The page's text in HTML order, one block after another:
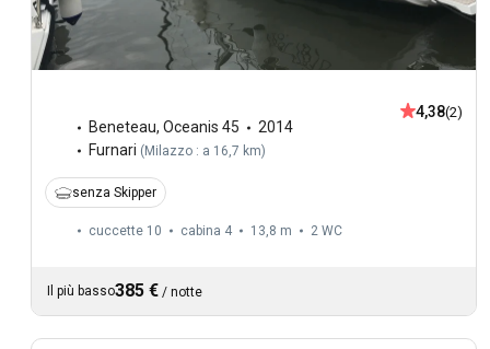
Beneteau, Oceanis 45
2014
Furnari ( Milazzo : a 16,7 km)
4,38(2)
senza Skipper
cuccette 10 cabina 4 13,8 m 2 WC
Il più basso385 € / notte